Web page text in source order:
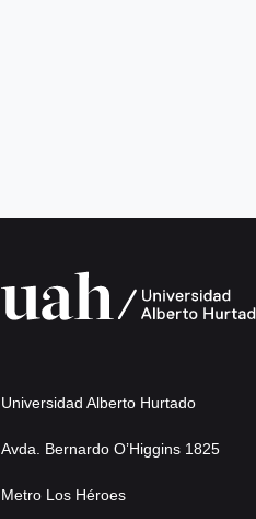
Universidad Alberto Hurtado
Avda. Bernardo O’Higgins 1825
Metro Los Héroes